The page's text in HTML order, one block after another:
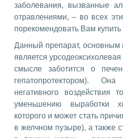
заболевания, вызванные
отравлениями, – во всех
порекомендовать Вам
Данный препарат, основным
является
смысле заботится о
гепатопротектором).
негативного воздействия
уменьшению выработки
которого и может стать
в желчном пузыре), а также